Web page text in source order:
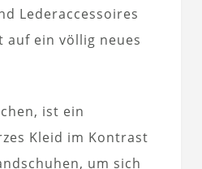
Lederaccessoires
auf ein völlig neues
ist ein
Kleid im Kontrast
um sich